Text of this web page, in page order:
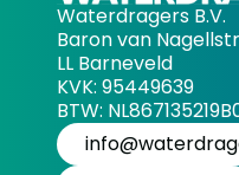
Waterdragers B.V.
Baron van
LL Barneveld
KVK: 95449639
BTW: